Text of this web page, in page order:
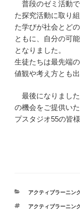
普段のゼミ活動
た探究活動に取り
た学びが社会とど
ともに、自分の可
となりました。
生徒たちは最先端
値観や考え方とも
最後になりまし
の機会をご提供い
プスタジオ55の皆
カ
ゴ
アクティブラーニン
タ
アクティブラーニン